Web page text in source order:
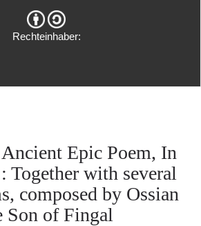
Rechteinhaber:
Epic Poem, In
Together with several
composed by Ossian
Son of Fingal